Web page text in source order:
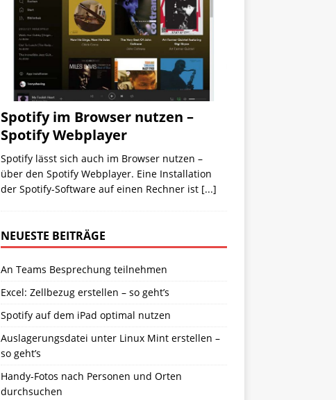
Spotify im Browser nutzen –
Spotify Webplayer
Spotify lässt sich auch im Browser nutzen –
über den Spotify Webplayer. Eine Installation
der Spotify-Software auf einen Rechner ist [...]
NEUESTE BEITRÄGE
An Teams Besprechung teilnehmen
Excel: Zellbezug erstellen – so geht’s
Spotify auf dem iPad optimal nutzen
Auslagerungsdatei unter Linux Mint erstellen –
so geht’s
Handy-Fotos nach Personen und Orten
durchsuchen